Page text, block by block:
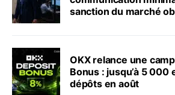
sanction du marché
OKX relance une
Bonus : jusqu’à 5 000
dépôts en août